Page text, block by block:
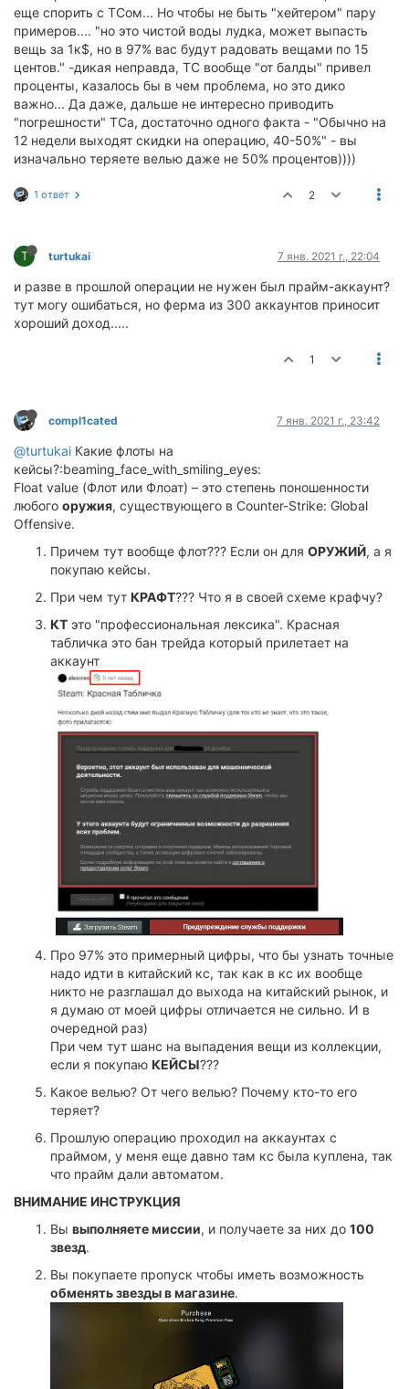
еще спорить с ТСом... Но чтобы не быть "хейтером" пару
примеров.... "но это чистой воды лудка, может выпасть
вещь за 1к$, но в 97% вас будут радовать вещами по 15
центов." -дикая неправда, ТС вообще "от балды" привел
проценты, казалось бы в чем проблема, но это дико
важно... Да даже, дальше не интересно приводить
"погрешности" ТСа, достаточно одного факта - "Обычно на
12 недели выходят скидки на операцию, 40-50%" - вы
изначально теряете велью даже не 50% процентов))))
1 ответ 2
T turtukai 7 янв. 2021 г., 22:04
и разве в прошлой операции не нужен был прайм-аккаунт?
тут могу ошибаться, но ферма из 300 аккаунтов приносит
хороший доход.....
1
compl1cated 7 янв. 2021 г., 23:42
@turtukai Какие флоты на
кейсы?:beaming_face_with_smiling_eyes:
Float value (Флот или Флоат) – это степень поношенности
любого оружия, существующего в Counter-Strike: Global
Offensive.
Причем тут вообще флот??? Если он для ОРУЖИЙ, а я
покупаю кейсы.
При чем тут КРАФТ??? Что я в своей схеме крафчу?
КТ это "профессиональная лексика". Красная
табличка это бан трейда который прилетает на
аккаунт
Про 97% это примерный цифры, что бы узнать точные
надо идти в китайский кс, так как в кс их вообще
никто не разглашал до выхода на китайский рынок, и
я думаю от моей цифры отличается не сильно. И в
очередной раз)
При чем тут шанс на выпадения вещи из коллекции,
если я покупаю КЕЙСЫ???
Какое велью? От чего велью? Почему кто-то его
теряет?
Прошлую операцию проходил на аккаунтах с
праймом, у меня еще давно там кс была куплена, так
что прайм дали автоматом.
ВНИМАНИЕ ИНСТРУКЦИЯ
Вы выполняете миссии, и получаете за них до 100
звезд.
Вы покупаете пропуск чтобы иметь возможность
обменять звезды в магазине.